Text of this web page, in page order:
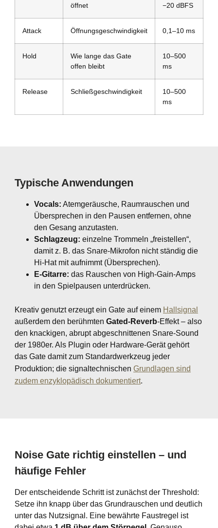
öffnet
−20 dBFS
Attack Öffnungsgeschwindigkeit 0,1–10 ms
Hold
Wie lange das Gate
offen bleibt
10–500
ms
Release Schließgeschwindigkeit
10–500
ms
Typische Anwendungen
Vocals: Atemgeräusche, Raumrauschen und
Übersprechen in den Pausen entfernen, ohne
den Gesang anzutasten.
Schlagzeug: einzelne Trommeln „freistellen“,
damit z. B. das Snare-Mikrofon nicht ständig die
Hi-Hat mit aufnimmt (Übersprechen).
E-Gitarre: das Rauschen von High-Gain-Amps
in den Spielpausen unterdrücken.
Kreativ genutzt erzeugt ein Gate auf einem Hallsignal
außerdem den berühmten Gated-Reverb-Effekt – also
den knackigen, abrupt abgeschnittenen Snare-Sound
der 1980er. Als Plugin oder Hardware-Gerät gehört
das Gate damit zum Standardwerkzeug jeder
Produktion; die signaltechnischen Grundlagen sind
zudem enzyklopädisch dokumentiert.
Noise Gate richtig einstellen – und
häufige Fehler
Der entscheidende Schritt ist zunächst der Threshold:
Setze ihn knapp über das Grundrauschen und deutlich
unter das Nutzsignal. Eine bewährte Faustregel ist